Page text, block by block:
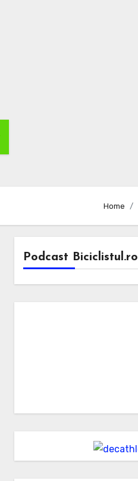
Home
Podcast Biciclistul.ro